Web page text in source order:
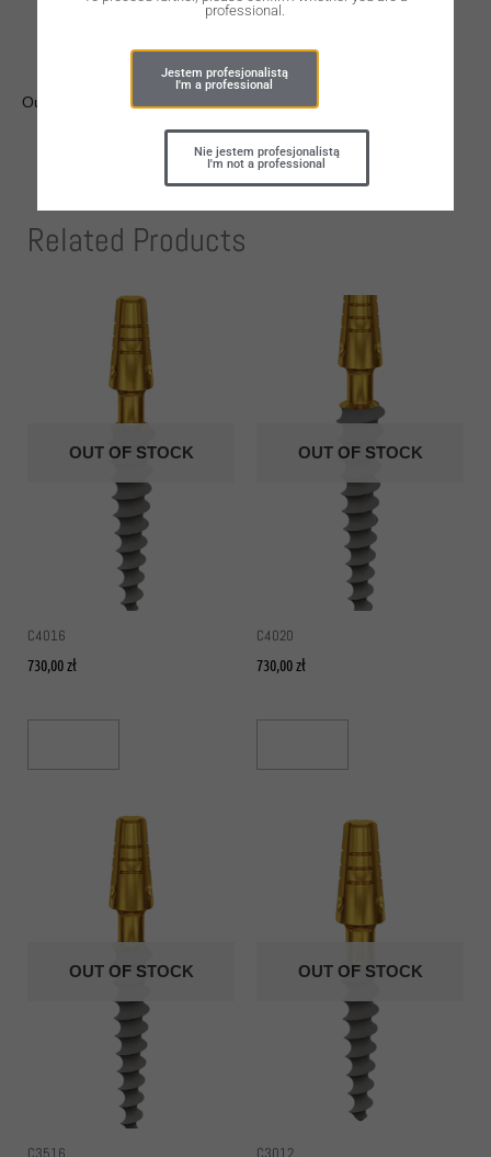
Out of stock
Related Products
OUT OF STOCK
C4016
730,00zł
OUT OF STOCK
C4020
730,00zł
OUT OF STOCK OUT OF STOCK
professional.
Jestem profesjonalistą
I'm a professional
Nie jestem profesjonalistą
I'm not a professional